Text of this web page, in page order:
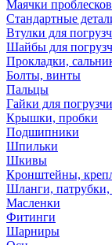
Маячки
Стандартные
Втулки для
Шайбы для
Прокладки,
Болты, винты
Пальцы
Гайки для
Крышки, пробки
Подшипники
Шпильки
Шкивы
Кронштейны,
Шланги, патрубки,
Масленки
Фитинги
Шарниры